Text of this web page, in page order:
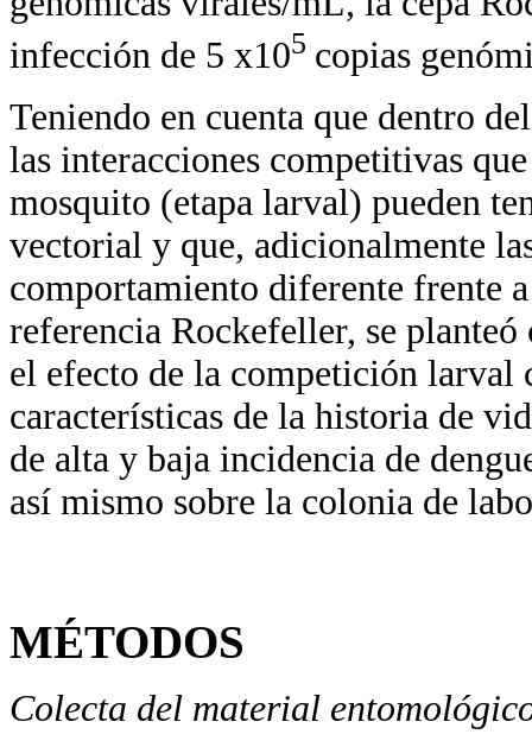
infección de 5 x105 copias
Teniendo en cuenta que dentro
las interacciones competitivas
mosquito (etapa larval) pueden
vectorial y que, adicionalmente
comportamiento diferente frente
referencia Rockefeller, se
el efecto de la competición larval
características de la historia de
de alta y baja incidencia de
así mismo sobre la colonia de
MÉTODOS
Colecta del material